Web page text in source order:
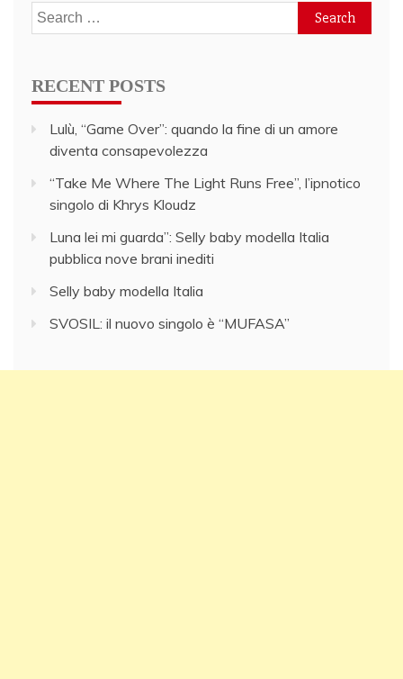
Search
for:
RECENT POSTS
Lulù, “Game Over”: quando la fine di un amore
diventa consapevolezza
“Take Me Where The Light Runs Free”, l’ipnotico
singolo di Khrys Kloudz
Luna lei mi guarda”: Selly baby modella Italia
pubblica nove brani inediti
Selly baby modella Italia
SVOSIL: il nuovo singolo è “MUFASA”